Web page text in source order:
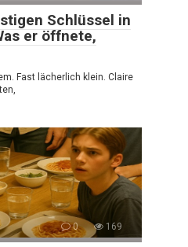
Schlüssel in
er öffnete,
Fast lächerlich klein. Claire
0 169